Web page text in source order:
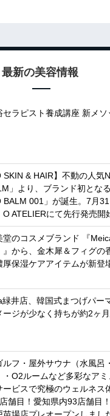
最新の美容情報
セラピスト養成講座 新メソ
SKIN & HAIR】不動の人気
」より、ブランド初とな
BALM 001」が誕生。7月
O ATELIERにて先行発売開
堂のコスメブランド 『
』から、金木犀＆フィグの
厚保湿ケアアイテムが新登
緑井店、韓国式まつげパー
ージが少なく持ちが約2ヶ
ルフ・屋外サウナ（水風呂
・O2ルームなど多彩なア
ービスで究極のウェルネス
舗目！愛知県内93店舗目